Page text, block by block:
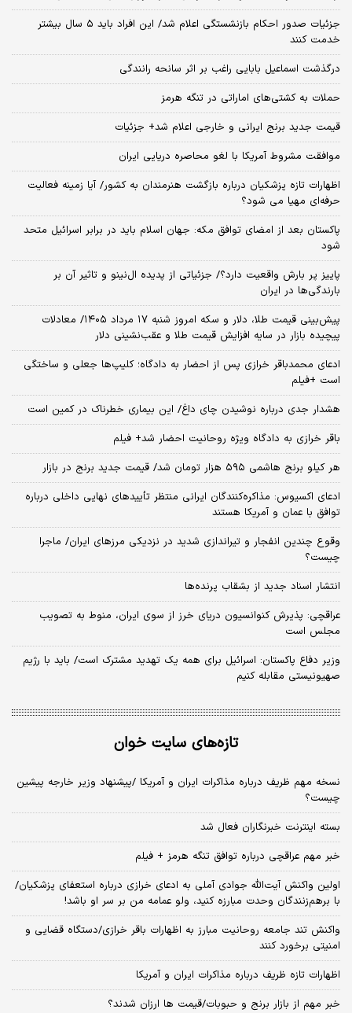
جزئیات صدور احکام بازنشستگی اعلام شد/ این افراد باید ۵ سال بیشتر
خدمت کنند
درگذشت اسماعیل بابایی راغب بر اثر سانحه رانندگی
حملات به کشتی‌های اماراتی در تنگه هرمز
قیمت جدید برنج ایرانی و خارجی اعلام شد+ جزئیات
موافقت مشروط آمریکا با لغو محاصره دریایی ایران
اظهارات تازه پزشکیان درباره بازگشت هنرمندان به کشور/ آیا زمینه فعالیت
حرفه‌ای مهیا می شود؟
پاکستان بعد از امضای توافق مکه: جهان اسلام باید در برابر اسرائیل متحد
شود
پاییز پر بارش واقعیت دارد؟/ جزئیاتی از پدیده ال‌نینو و تاثیر آن بر
بارندگی‌ها در ایران
پیش‌بینی قیمت طلا، دلار و سکه امروز شنبه ۱۷ مرداد ۱۴۰۵/ معادلات
پیچیده بازار در سایه افزایش قیمت طلا و عقب‌نشینی دلار
ادعای محمدباقر خرازی پس از احضار به دادگاه؛ کلیپ‌ها جعلی و ساختگی
است +فیلم
هشدار جدی درباره نوشیدن چای داغ/ این بیماری خطرناک در کمین است
باقر خرازی به دادگاه ویژه روحانیت احضار شد+ فیلم
هر کیلو برنج هاشمی ۵۹۵ هزار تومان شد/ قیمت جدید برنج در بازار
ادعای اکسیوس: مذاکره‌کنندگان ایرانی منتظر تأییدهای نهایی داخلی درباره
توافق با عمان و آمریکا هستند
وقوع چندین انفجار و تیراندازی شدید در نزدیکی مرز‌های ایران/ ماجرا
چیست؟
انتشار اسناد جدید از بشقاب پرنده‌ها
عراقچی: پذیرش کنوانسیون دریای خرز از سوی ایران، منوط به تصویب
مجلس است
وزیر دفاع پاکستان: اسرائیل برای همه یک تهدید مشترک است/ باید با رژیم
صهیونیستی مقابله کنیم
تازه‌های سایت خوان
نسخه‌ مهم ظریف درباره مذاکرات ایران و آمریکا /پیشنهاد وزیر خارجه پیشین
چیست؟
بسته اینترنت خبرنگاران فعال شد
خبر مهم عراقچی درباره توافق تنگه هرمز + فیلم
اولین واکنش آیت‌الله جوادی آملی به ادعای خرازی درباره استعفای پزشکیان/
با برهم‌زنندگان وحدت مبارزه کنید، ولو عمامه من بر سر او باشد!
واکنش تند جامعه روحانیت مبارز به اظهارات باقر خرازی/دستگاه قضایی و
امنیتی برخورد کنند
اظهارات تازه ظریف درباره مذاکرات ایران و آمریکا
خبر مهم از بازار برنج و حبوبات/قیمت ها ارزان شدند؟